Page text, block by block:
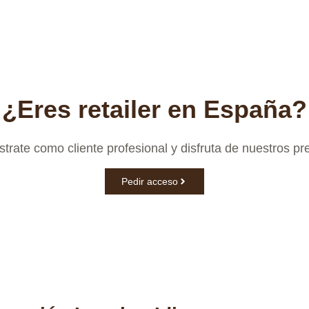
¿Eres retailer en España?
como cliente profesional y disfruta de nuestros
Pedir acceso